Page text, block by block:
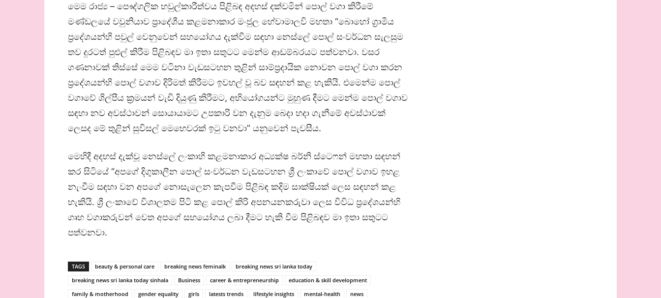
මෙම රාජ්‍ය – පෞද්ගලික හවුල්කාරීත්වය පිළිබඳ අදහස් දක්වමින් පොල් වගා කිරීමේ
මණ්ඩලයේ වවුනියාව ප්‍රාදේශීය කළමනාකාර මංජුල හේවාමාලවි මහතා “බොහෝ ග්‍රාමීය
ප්‍රදේශයන්හි පවුල් වෙනුවෙන් සහයෝගය දැක්වීම සඳහා නෙස්ලේ පොල් සංවර්ධන සැලසුම
තව දුරටත් පුළුල් කිරීම පිළිබඳව මා ඉතා සතුටට මෙන්ම ආඩම්බරයට පත්වනවා. වසර
ගණනාවක් තිස්සේ මෙම වටිනා වැඩසටහන තුළින් සාම්ප්‍රදායික නොවන පොල් වගා කරන
ප්‍රදේශයන්හි පොල් වගාව දිරිමත් කිරීමට ඉවහල් වූ බව සඳහන් කළ හැකියි. එමෙන්ම පොල්
වගාවේ ශිල්පීය ක්‍රමයන් වැඩි දියුණු කිරීමට, අභියෝගයන්ට මුහුණ දීමට මෙන්ම පොල් වගාව
සඳහා නව අවස්ථාවන් සොයායාමට උපකාරි වන දැනුම බෙදා හදා ගැනීමේ අවස්ථාවක්
ලෙසද මේ තුළින් සුවිසල් මෙහෙවරක් ඉටු වනවා” යනුවෙන් පැවසීය.
මෙහිදී අදහස් දැක්වූ නෙස්ලේ ලංකාහි කළමනාකාර අධ්‍යක්ෂ බර්නි ස්ටෙෆන් මහතා සඳහන්
කර සිටියේ “අපගේ දිගුකාලීන පොල් සංවර්ධන වැඩසටහන ශ්‍රී ලංකාවේ පොල් වගාව ඉහළ
නැංවීම සඳහා වන අපගේ නොසැලෙන කැපවීම පිළිබඳ කදිම සාක්ෂියක් ලෙස සඳහන් කළ
හැකියි. ශ්‍රී ලංකාවේ විශාලතම පිටි කළ පොල් කිරි අපනයනකරුවා ලෙස විවිධ ප්‍රදේශයන්හි
ගෘහ වගාකරුවන් වෙත අපගේ සහයෝගය ලබා දීමට හැකි වීම පිළිබඳව මා ඉතා සතුටට
පත්වනවා.
TAGS beauty & personal care breaking news feminalk
breaking news sri lanka today
breaking news sri lanka today sinhala
Business career & entrepreneurship
education & skill development
family & motherhood
gender equality girls latests trends lifestyle insights mental-health
news